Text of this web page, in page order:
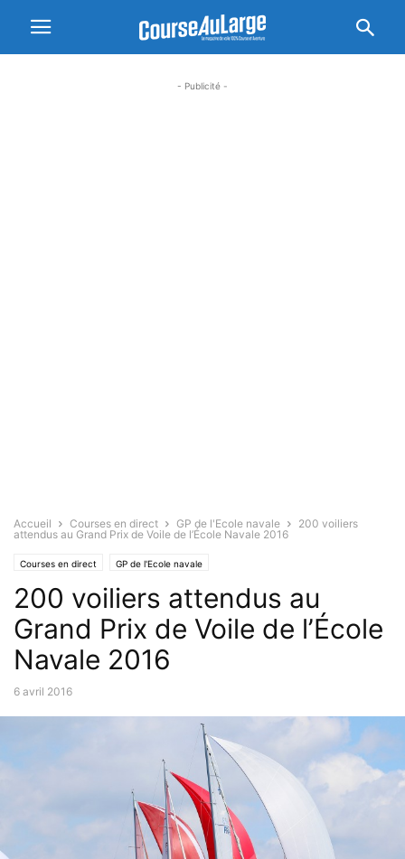
- Publicité -
Accueil Courses en direct GP de l'Ecole navale
200 voiliers
attendus au Grand Prix de Voile de l’École Navale 2016
Courses en direct GP de l'Ecole navale
200 voiliers attendus au
Grand Prix de Voile de l’École
Navale 2016
6 avril 2016